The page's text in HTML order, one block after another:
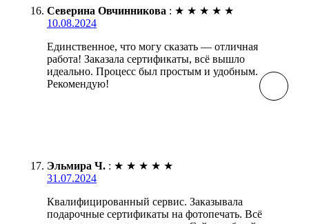
Северина Овчинникова : ★ ★ ★ ★ ★
10.08.2024
Единственное, что могу сказать — отличная
работа! Заказала сертификаты, всё вышло
идеально. Процесс был простым и удобным.
Рекомендую!
Эльмира Ч. : ★ ★ ★ ★ ★
31.07.2024
Квалифицированный сервис. Заказывала
подарочные сертификаты на фотопечать. Всё